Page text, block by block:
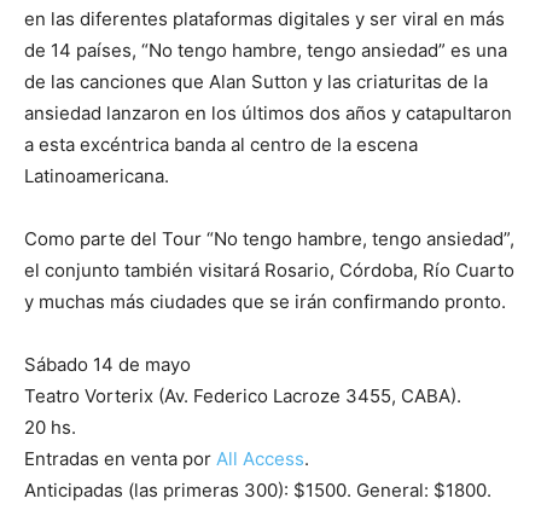
en las diferentes plataformas digitales y ser viral en más
de 14 países, “No tengo hambre, tengo ansiedad” es una
de las canciones que Alan Sutton y las criaturitas de la
ansiedad lanzaron en los últimos dos años y catapultaron
a esta excéntrica banda al centro de la escena
Latinoamericana.
Como parte del Tour “No tengo hambre, tengo ansiedad”,
el conjunto también visitará Rosario, Córdoba, Río Cuarto
y muchas más ciudades que se irán confirmando pronto.
Sábado 14 de mayo
Teatro Vorterix (Av. Federico Lacroze 3455, CABA).
20 hs.
Entradas en venta por All Access.
Anticipadas (las primeras 300): $1500. General: $1800.